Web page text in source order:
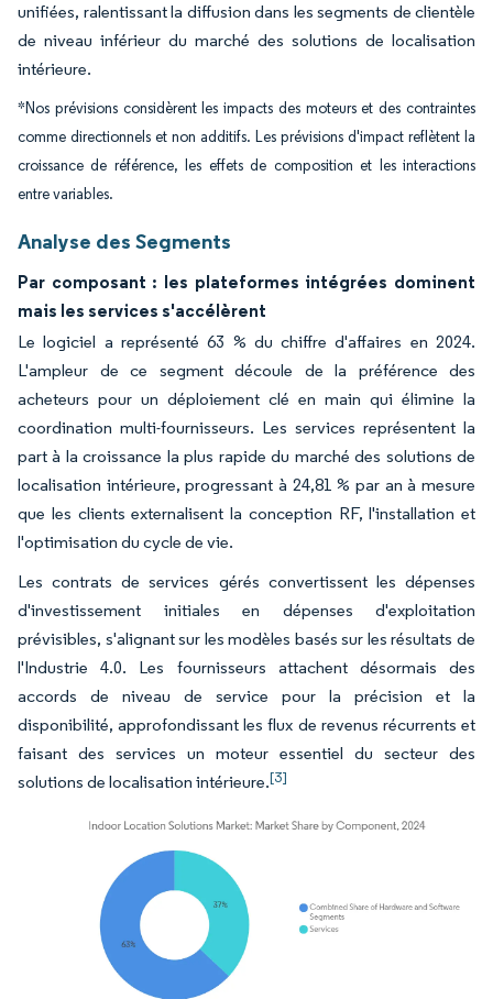
unifiées, ralentissant la diffusion dans les segments de clientèle
de niveau inférieur du marché des solutions de localisation
intérieure.
*Nos prévisions considèrent les impacts des moteurs et des contraintes
comme directionnels et non additifs. Les prévisions d'impact reflètent la
croissance de référence, les effets de composition et les interactions
entre variables.
Analyse des Segments
Par composant : les plateformes intégrées dominent
mais les services s'accélèrent
Le logiciel a représenté 63 % du chiffre d'affaires en 2024.
L'ampleur de ce segment découle de la préférence des
acheteurs pour un déploiement clé en main qui élimine la
coordination multi-fournisseurs. Les services représentent la
part à la croissance la plus rapide du marché des solutions de
localisation intérieure, progressant à 24,81 % par an à mesure
que les clients externalisent la conception RF, l'installation et
l'optimisation du cycle de vie.
Les contrats de services gérés convertissent les dépenses
d'investissement initiales en dépenses d'exploitation
prévisibles, s'alignant sur les modèles basés sur les résultats de
l'Industrie 4.0. Les fournisseurs attachent désormais des
accords de niveau de service pour la précision et la
disponibilité, approfondissant les flux de revenus récurrents et
faisant des services un moteur essentiel du secteur des
solutions de localisation intérieure.[3]